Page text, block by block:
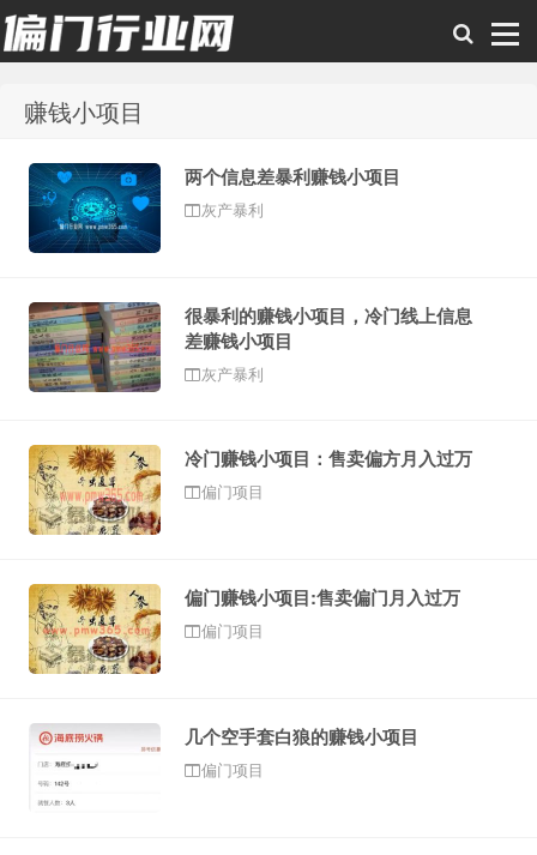
赚钱小项目
两个信息差暴利赚钱小项目
灰产暴利
很暴利的赚钱小项目，冷门线上信息
差赚钱小项目
灰产暴利
冷门赚钱小项目：售卖偏方月入过万
偏门项目
偏门赚钱小项目:售卖偏门月入过万
偏门项目
几个空手套白狼的赚钱小项目
偏门项目